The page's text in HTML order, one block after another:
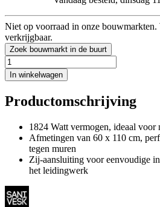
Niet op voorraad in onze bouwmarkten.
verkrijgbaar.
Zoek bouwmarkt in de buurt
In winkelwagen
Productomschrijving
1824 Watt vermogen, ideaal voor
Afmetingen van 60 x 110 cm,
tegen muren
Zij-aansluiting voor eenvoudige
het leidingwerk